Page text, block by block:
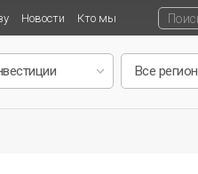
Новости Кто мы